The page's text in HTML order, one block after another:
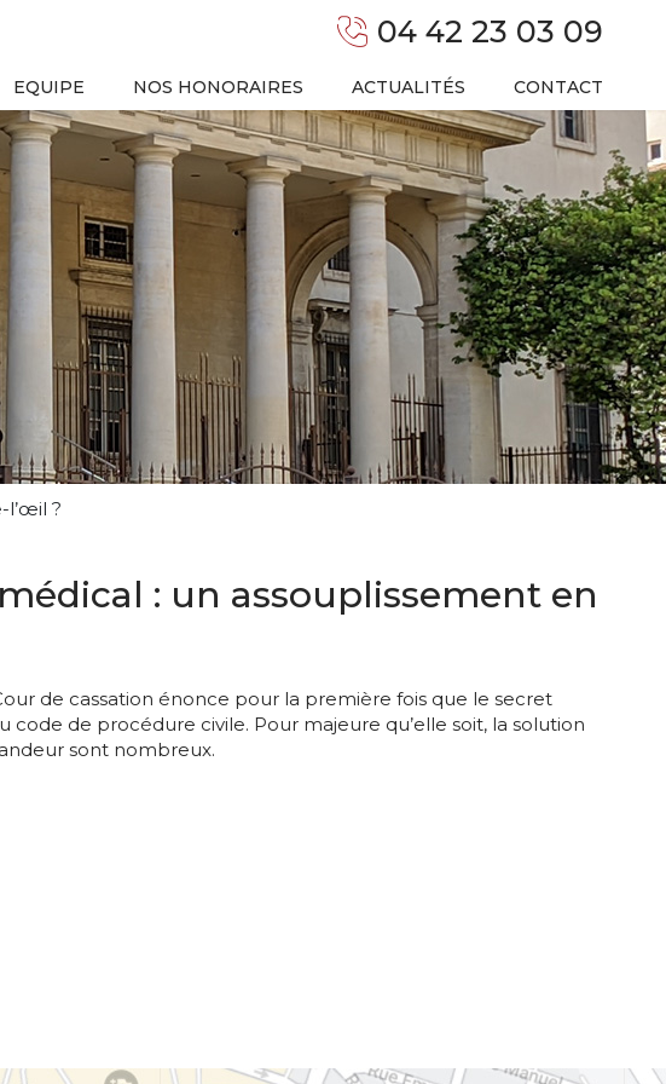
04 42 23 03 09
EQUIPE NOS HONORAIRES ACTUALITÉS CONTACT
l’œil ?
: un assouplissement en
de cassation énonce pour la première fois que le secret
code de procédure civile. Pour majeure qu’elle soit, la solution
sont nombreux.